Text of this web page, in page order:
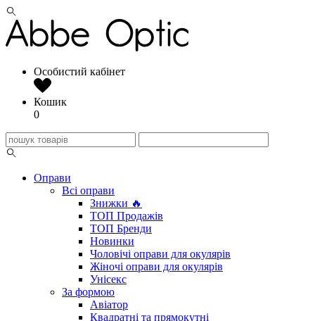
Особистий кабінет
Кошик
0
Оправи
Всі оправи
Знижки 🔥
ТОП Продажів
ТОП Бренди
Новинки
Чоловічі оправи для окулярів
Жіночі оправи для окулярів
Унісекс
За формою
Авіатор
Квадратні та прямокутні